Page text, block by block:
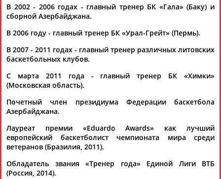
Рамазан
АБДУЛАЕВ
Тагир
АБДУЛАЕВ
Камиль
Загалав
Камалудин
АБДУЛДАУДОВ
Абдула
АБДУЛЖАЛИЛОВАБДУЛКАГИРОВ
АБДУЛЛАЕВ
24 персон из 13181
ЕЩЁ ПЕРСОНЫ
ТАБЛО АКТИВНОСТИ
В 2002 - 2006 годах - главный тренер БК «Гала» (Баку) и
сборной Азербайджана.
В 2006 году - главный тренер БК «Урал-Грейт» (Пермь).
В 2007 - 2011 годах - главный тренер различных литовских
баскетбольных клубов.
С марта 2011 года - главный тренер БК «Химки»
(Московская область).
Почетный член президиума Федерации баскетбола
Азербайджана.
Лауреат премии «Eduardo Awards» как лучший
европейский баскетболист чемпионата мира среди
ветеранов (Бразилия, 2011).
Обладатель звания «Тренер года» Единой Лиги ВТБ
(Россия, 2014).